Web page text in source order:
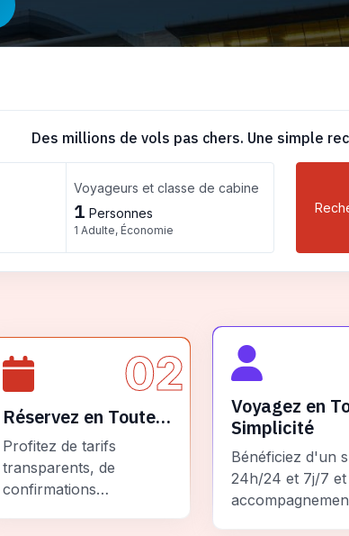
Des millions de vols pas chers. Une simple
Voyageurs et classe de cabine
1 Personnes
1 Adulte, Économie
02
Réservez en Toute
Sécurité
Profitez de tarifs
transparents, de
confirmations
Voyagez en
Simplicité
Bénéficiez d'un
24h/24 et 7j/7